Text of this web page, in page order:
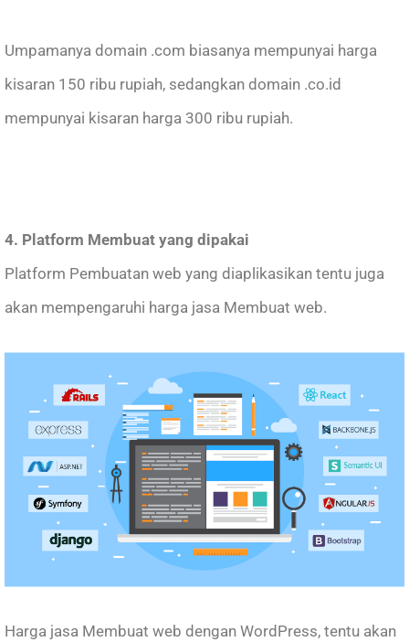
Umpamanya domain .com biasanya mempunyai harga
kisaran 150 ribu rupiah, sedangkan domain .co.id
mempunyai kisaran harga 300 ribu rupiah.
4. Platform Membuat yang dipakai
Platform Pembuatan web yang diaplikasikan tentu juga
akan mempengaruhi harga jasa Membuat web.
Harga jasa Membuat web dengan WordPress, tentu akan